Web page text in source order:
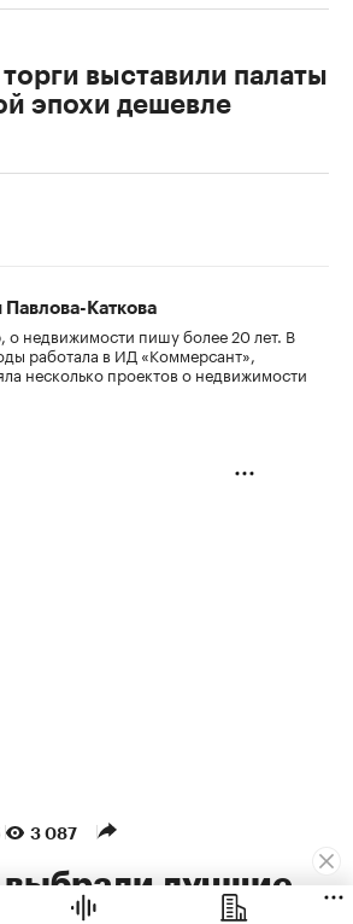
выставили палаты
эпохи дешевле
Павлова-Каткова
о недвижимости пишу более 20 лет. В
работала в ИД «Коммерсант»,
несколько проектов о недвижимости
3 087
лучшие